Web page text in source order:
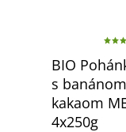
BIO
s
kakaom
4x250g